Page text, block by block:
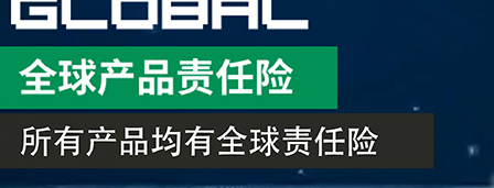
超低自放电镍氢电池
动力镍氢电池
常规镍氢电池
PG游戏官网是镍氢电池国家标准主导
修订单位，并参与多项锂电池行业国
家标准的制定